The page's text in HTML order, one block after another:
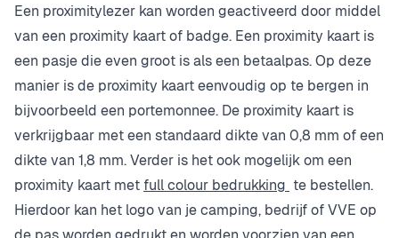
Een proximitylezer kan worden geactiveerd door middel
van een proximity kaart of badge. Een proximity kaart is
een pasje die even groot is als een betaalpas. Op deze
manier is de proximity kaart eenvoudig op te bergen in
bijvoorbeeld een portemonnee. De proximity kaart is
verkrijgbaar met een standaard dikte van 0,8 mm of een
dikte van 1,8 mm. Verder is het ook mogelijk om een
proximity kaart met full colour bedrukking te bestellen.
Hierdoor kan het logo van je camping, bedrijf of VVE op